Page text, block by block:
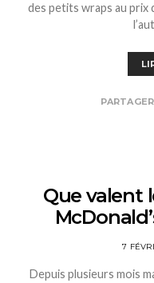
des petits wraps au prix
PARTAGER
Que valent
7
Depuis plusieurs mois